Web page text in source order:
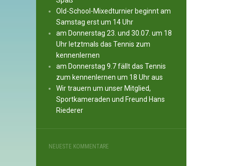
Old-School-Mixedturnier beginnt am
Samstag erst um 14 Uhr
am Donnerstag 23. und 30.07. um 18
Uhr letztmals das Tennis zum
kennenlernen
am Donnerstag 9.7 fällt das Tennis
zum kennenlernen um 18 Uhr aus
Wir trauern um unser Mitglied,
Sportkameraden und Freund Hans
Riederer
NEUESTE KOMMENTARE